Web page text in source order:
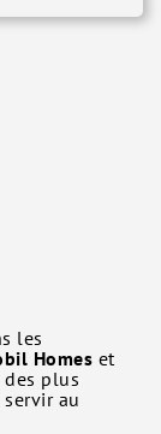
les
Homes et
des plus
au